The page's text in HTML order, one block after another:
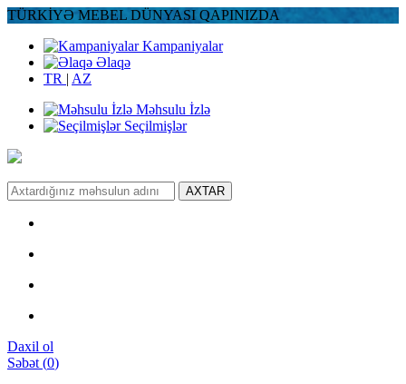
TÜRKİYƏ MEBEL DÜNYASI QAPINIZDA
Kampaniyalar
Əlaqə
TR | AZ
Məhsulu İzlə
Seçilmişlər
AXTAR
Daxil ol
Səbət (0)